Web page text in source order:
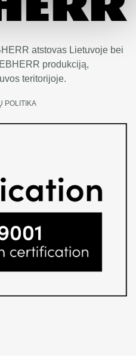
atstovas Lietuvoje bei
produkciją,
teritorijoje.
POLITIKA